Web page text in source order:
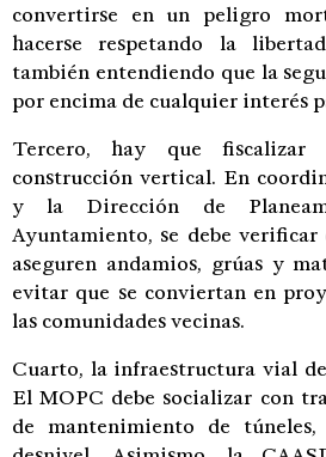
convertirse en un peligro
hacerse respetando la
también entendiendo que la
por encima de cualquier interés
Tercero, hay que
construcción vertical. En
y la Dirección de
Ayuntamiento, se debe verificar
aseguren andamios, grúas y
evitar que se conviertan en
las comunidades vecinas.
Cuarto, la infraestructura vial
El MOPC debe socializar con
de mantenimiento de